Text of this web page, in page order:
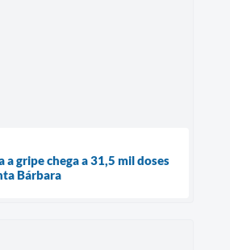
a gripe chega a 31,5 mil doses
Bárbara